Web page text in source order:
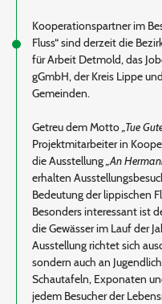
Kooperationspartner im
Fluss“ sind derzeit die
für Arbeit Detmold, das
gGmbH, der Kreis Lippe
Gemeinden.
Getreu dem Motto„Tue
Projektmitarbeiter in
die Ausstellung„An
erhalten
Bedeutung der lippischen
Besonders interessant ist
die Gewässer im Lauf der
Ausstellung richtet sich
sondern auch an
Schautafeln, Exponaten
jedem Besucher der